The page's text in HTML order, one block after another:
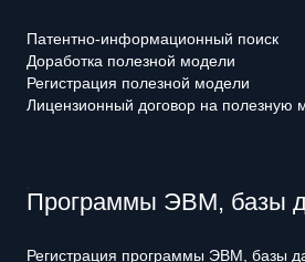
Патентно-информационный поиск
Доработка полезной модели
Регистрация полезной модели
Лицензионный договор на полезную
Программы ЭВМ, базы
Регистрация программы ЭВМ, базы